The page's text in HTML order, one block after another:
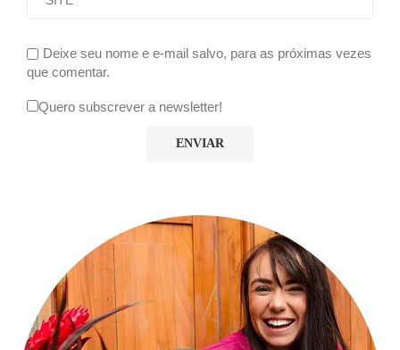
Deixe seu nome e e-mail salvo, para as próximas vezes
que comentar.
Quero subscrever a newsletter!